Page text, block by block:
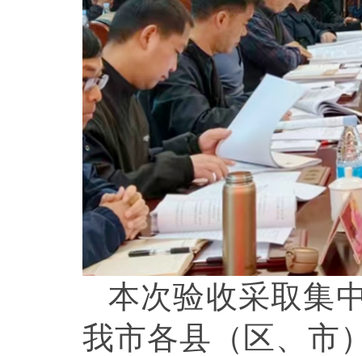
本次验收采取集
我市各县（区、市